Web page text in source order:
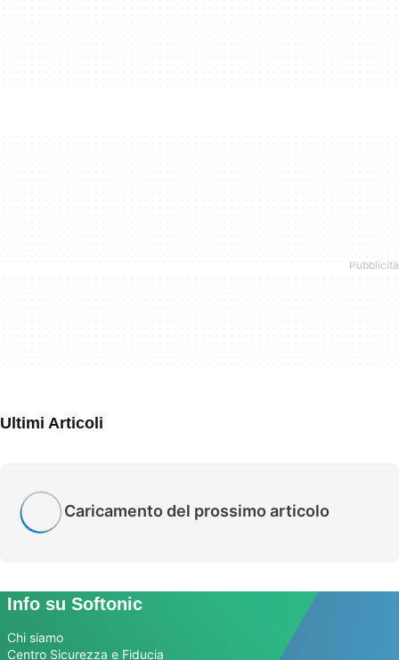
Ultimi Articoli
Caricamento del prossimo articolo
Info su Softonic
Chi siamo
Centro Sicurezza e Fiducia